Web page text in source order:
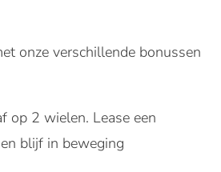
onze verschillende bonussen
op 2 wielen. Lease een
blijf in beweging